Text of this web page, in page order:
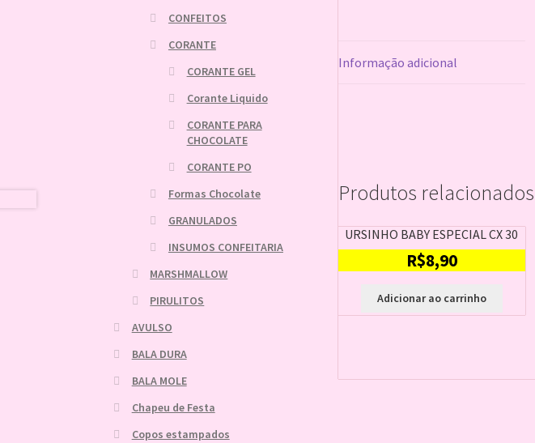
Informação adicional
Produtos relacionados
URSINHO BABY ESPECIAL CX 30
R$8,90
Adicionar ao carrinho
CONFEITOS
CORANTE
CORANTE GEL
Corante Liquido
CORANTE PARA
CHOCOLATE
CORANTE PO
Formas Chocolate
GRANULADOS
INSUMOS CONFEITARIA
MARSHMALLOW
PIRULITOS
AVULSO
BALA DURA
BALA MOLE
Chapeu de Festa
Copos estampados